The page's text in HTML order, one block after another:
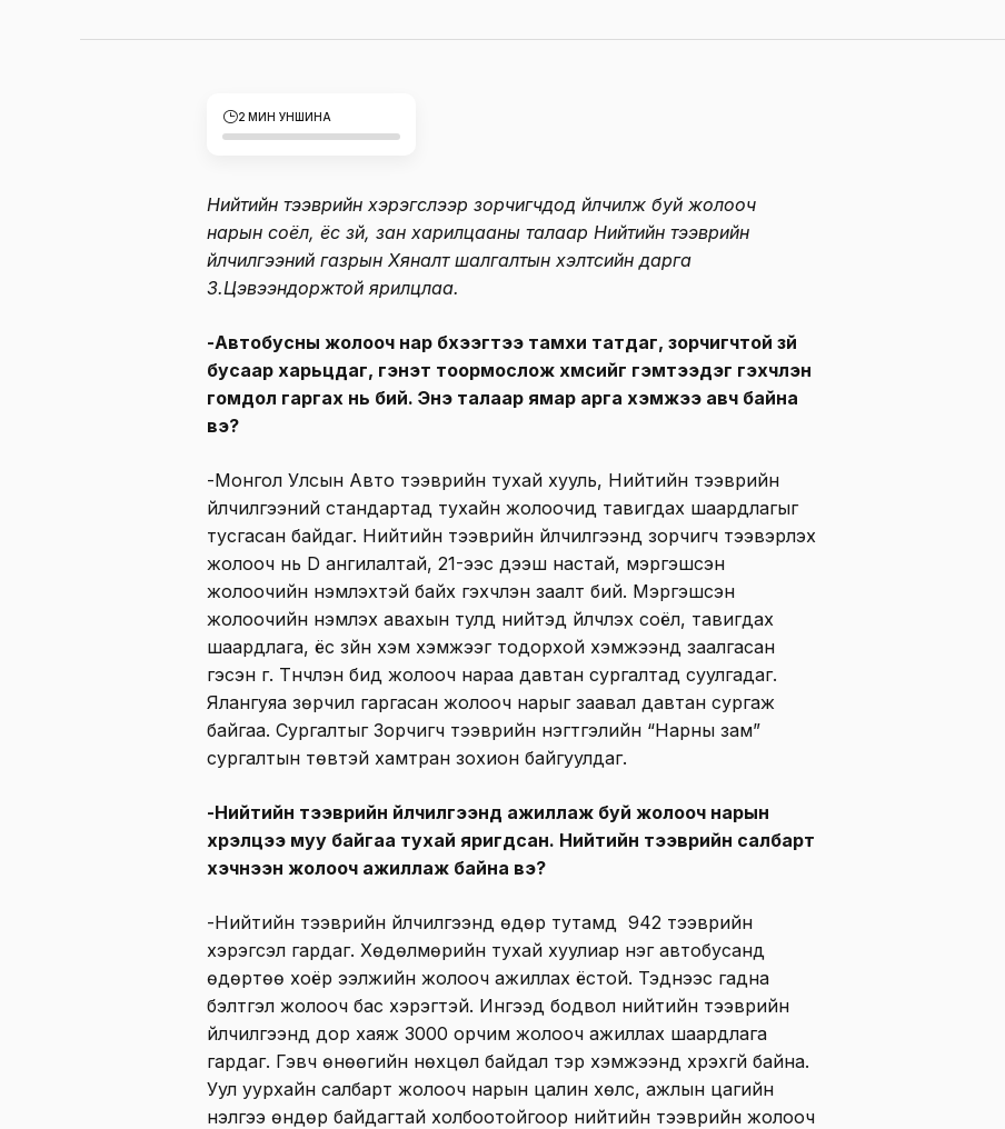
2 МИН УНШИНА
Нийтийн тээврийн хэрэгслээр зорчигчдод үйлчилж буй жолооч
нарын соёл, ёс зүй, зан харилцааны талаар Нийтийн тээврийн
үйлчилгээний газрын Хяналт шалгалтын хэлтсийн дарга
З.Цэвээндоржтой ярилцлаа.
-Автобусны жолооч нар бүхээгтээ тамхи татдаг, зорчигчтой зүй
бусаар харьцдаг, гэнэт тоормослож хүмүүсийг гэмтээдэг гэхчлэн
гомдол гаргах нь бий. Энэ талаар ямар арга хэмжээ авч байна
вэ?
-Монгол Улсын Авто тээврийн тухай хууль, Нийтийн тээврийн
үйлчилгээний стандартад тухайн жолоочид тавигдах шаардлагыг
тусгасан байдаг. Нийтийн тээврийн үйлчилгээнд зорчигч тээвэрлэх
жолооч нь D ангилалтай, 21-ээс дээш настай, мэргэшсэн
жолоочийн үнэмлэхтэй байх гэхчлэн заалт бий. Мэргэшсэн
жолоочийн үнэмлэх авахын тулд нийтэд үйлчлэх соёл, тавигдах
шаардлага, ёс зүйн хэм хэмжээг тодорхой хэмжээнд заалгасан
гэсэн үг. Түүнчлэн бид жолооч нараа давтан сургалтад суулгадаг.
Ялангуяа зөрчил гаргасан жолооч нарыг заавал давтан сургаж
байгаа. Сургалтыг Зорчигч тээврийн нэгтгэлийн “Нарны зам”
сургалтын төвтэй хамтран зохион байгуулдаг.
-Нийтийн тээврийн үйлчилгээнд ажиллаж буй жолооч нарын
хүрэлцээ муу байгаа тухай яригдсан. Нийтийн тээврийн салбарт
хэчнээн жолооч ажиллаж байна вэ?
-Нийтийн тээврийн үйлчилгээнд өдөр тутамд 942 тээврийн
хэрэгсэл гардаг. Хөдөлмөрийн тухай хуулиар нэг автобусанд
өдөртөө хоёр ээлжийн жолооч ажиллах ёстой. Тэднээс гадна
бэлтгэл жолооч бас хэрэгтэй. Ингээд бодвол нийтийн тээврийн
үйлчилгээнд дор хаяж 3000 орчим жолооч ажиллах шаардлага
гардаг. Гэвч өнөөгийн нөхцөл байдал тэр хэмжээнд хүрэхгүй байна.
Уул уурхайн салбарт жолооч нарын цалин хөлс, ажлын цагийн
үнэлгээ өндөр байдагтай холбоотойгоор нийтийн тээврийн жолооч